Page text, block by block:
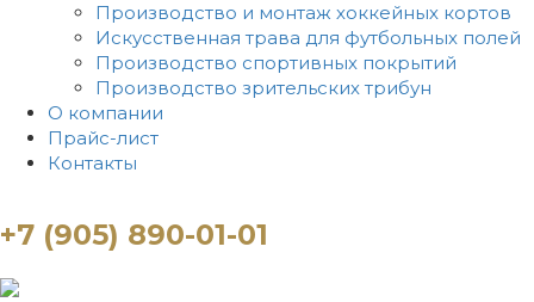
Производство и монтаж хоккейных кортов
Искусственная трава для футбольных полей
Производство спортивных покрытий
Производство зрительских трибун
О компании
Прайс-лист
Контакты
+7 (905) 890-01-01